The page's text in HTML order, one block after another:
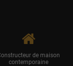
de maison
contemporaine